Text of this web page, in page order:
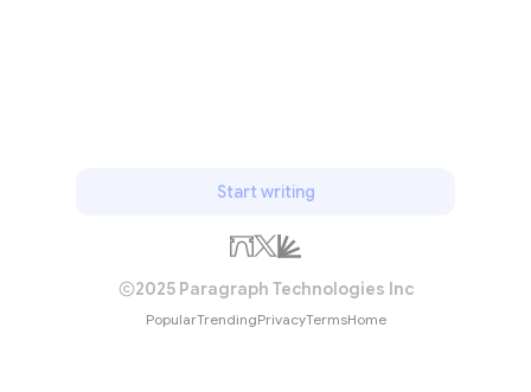
Start writing
2025 Paragraph Technologies Inc
PopularTrendingPrivacyTermsHome